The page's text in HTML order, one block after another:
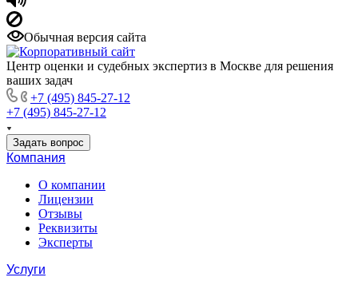
Обычная версия сайта
Центр оценки и судебных экспертиз в Москве для решения
ваших задач
+7 (495) 845-27-12
+7 (495) 845-27-12
Задать вопрос
Компания
О компании
Лицензии
Отзывы
Реквизиты
Эксперты
Услуги